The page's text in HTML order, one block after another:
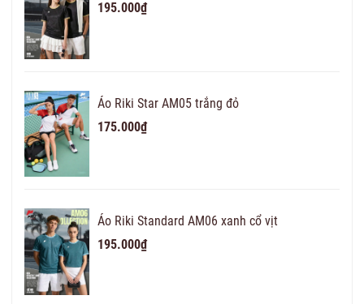
195.000₫
Áo Riki Star AM05 trắng đỏ
175.000₫
Áo Riki Standard AM06 xanh cổ vịt
195.000₫